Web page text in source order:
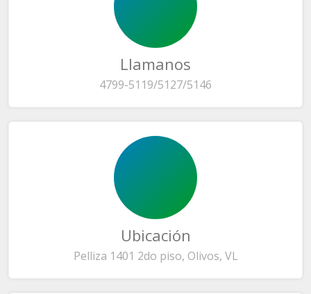
Llamanos
4799-5119/5127/5146
Ubicación
Pelliza 1401 2do piso, Olivos, VL